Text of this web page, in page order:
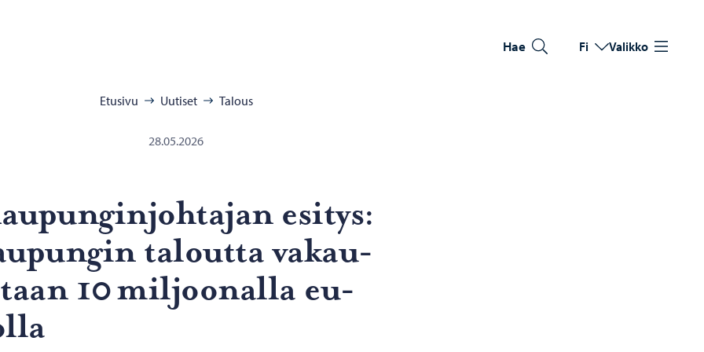
Hae Vaihda kieltä
Nykyinen kieli: Suomi
Fi Valikko
Etusivu Uutiset Talous
28.05.2026
esi­tys:
ta­lout­ta va­kau­
10 mil­joo­nal­la eu­